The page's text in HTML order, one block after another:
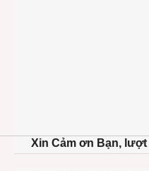
Xin Cảm ơn Bạn,